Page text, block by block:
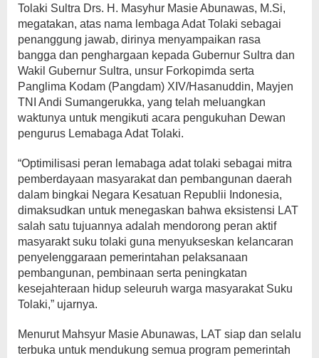
Tolaki Sultra Drs. H. Masyhur Masie Abunawas, M.Si,
megatakan, atas nama lembaga Adat Tolaki sebagai
penanggung jawab, dirinya menyampaikan rasa
bangga dan penghargaan kepada Gubernur Sultra dan
Wakil Gubernur Sultra, unsur Forkopimda serta
Panglima Kodam (Pangdam) XIV/Hasanuddin, Mayjen
TNI Andi Sumangerukka, yang telah meluangkan
waktunya untuk mengikuti acara pengukuhan Dewan
pengurus Lemabaga Adat Tolaki.
“Optimilisasi peran lemabaga adat tolaki sebagai mitra
pemberdayaan masyarakat dan pembangunan daerah
dalam bingkai Negara Kesatuan Republii Indonesia,
dimaksudkan untuk menegaskan bahwa eksistensi LAT
salah satu tujuannya adalah mendorong peran aktif
masyarakt suku tolaki guna menyukseskan kelancaran
penyelenggaraan pemerintahan pelaksanaan
pembangunan, pembinaan serta peningkatan
kesejahteraan hidup seleuruh warga masyarakat Suku
Tolaki,” ujarnya.
Menurut Mahsyur Masie Abunawas, LAT siap dan selalu
terbuka untuk mendukung semua program pemerintah